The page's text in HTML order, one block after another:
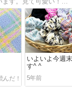
いよいよ今週
す^ ^
5年前